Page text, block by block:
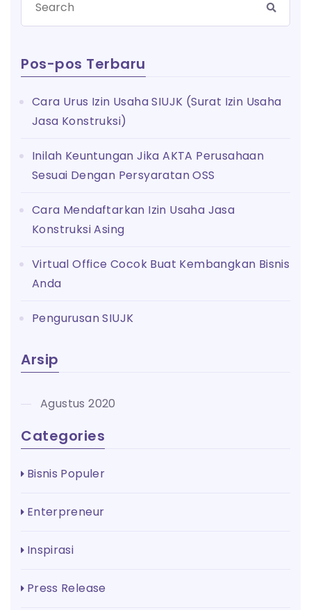
Pos-pos Terbaru
Cara Urus Izin Usaha SIUJK (Surat Izin Usaha
Jasa Konstruksi)
Inilah Keuntungan Jika AKTA Perusahaan
Sesuai Dengan Persyaratan OSS
Cara Mendaftarkan Izin Usaha Jasa
Konstruksi Asing
Virtual Office Cocok Buat Kembangkan Bisnis
Anda
Pengurusan SIUJK
Arsip
Agustus 2020
Categories
Bisnis Populer
Enterpreneur
Inspirasi
Press Release